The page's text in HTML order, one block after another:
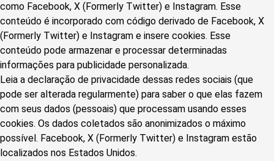
como Facebook, X (Formerly Twitter) e Instagram. Esse
conteúdo é incorporado com código derivado de Facebook, X
(Formerly Twitter) e Instagram e insere cookies. Esse
conteúdo pode armazenar e processar determinadas
informações para publicidade personalizada.
Leia a declaração de privacidade dessas redes sociais (que
pode ser alterada regularmente) para saber o que elas fazem
com seus dados (pessoais) que processam usando esses
cookies. Os dados coletados são anonimizados o máximo
possível. Facebook, X (Formerly Twitter) e Instagram estão
localizados nos Estados Unidos.